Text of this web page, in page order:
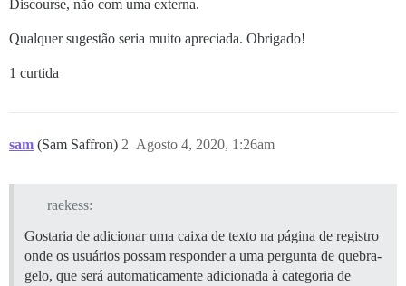
Discourse, não com uma externa.
Qualquer sugestão seria muito apreciada. Obrigado!
1 curtida
sam (Sam Saffron) Agosto 4, 2020, 1:26am
2
raekess:
Gostaria de adicionar uma caixa de texto na página de registro
onde os usuários possam responder a uma pergunta de quebra-
gelo, que será automaticamente adicionada à categoria de